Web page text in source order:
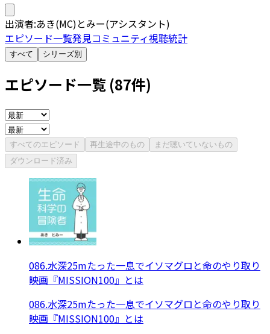
出演者:あき(MC)とみー(アシスタント)
エピソード一覧発見コミュニティ視聴統計
すべて シリーズ別
エピソード一覧 (87件)
すべてのエピソード 再生途中のもの
まだ聴いていないもの
ダウンロード済み
086.水深25mたった一息でイソマグロと命のやり取り
映画『MISSION100』とは
086.水深25mたった一息でイソマグロと命のやり取り
映画『MISSION100』とは